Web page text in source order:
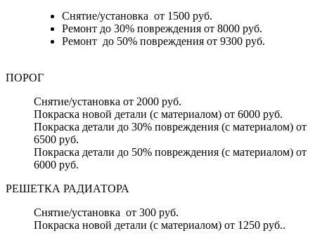
Снятие/установка от 1500 руб.
Ремонт до 30% повреждения от 8000 руб.
Ремонт до 50% повреждения от 9300 руб.
ПОРОГ
Снятие/установка от 2000 руб.
Покраска новой детали (с материалом) от 6000 руб.
Покраска детали до 30% повреждения (с материалом) от
6500 руб.
Покраска детали до 50% повреждения (с материалом) от
6000 руб.
РЕШЕТКА РАДИАТОРА
Снятие/установка от 300 руб.
Покраска новой детали (с материалом) от 1250 руб..